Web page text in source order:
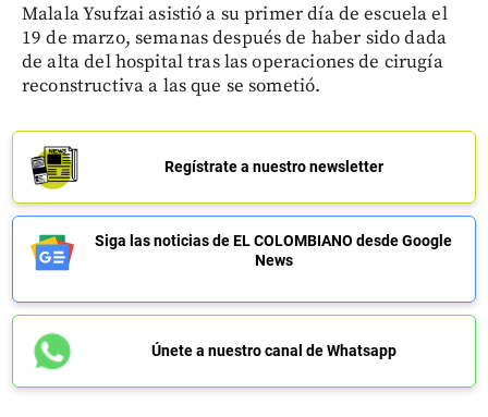
Malala Ysufzai asistió a su primer día de escuela el
19 de marzo, semanas después de haber sido dada
de alta del hospital tras las operaciones de cirugía
reconstructiva a las que se sometió.
Regístrate a nuestro newsletter
Siga las noticias de EL COLOMBIANO desde Google
News
Únete a nuestro canal de Whatsapp